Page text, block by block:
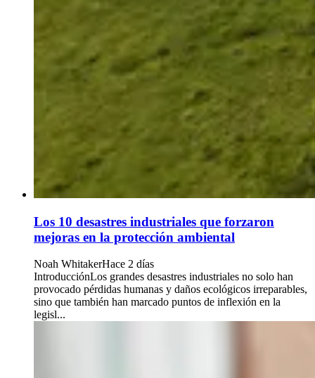
Los 10 desastres industriales que forzaron
mejoras en la protección ambiental
Noah WhitakerHace 2 días
IntroducciónLos grandes desastres industriales no solo han
provocado pérdidas humanas y daños ecológicos irreparables,
sino que también han marcado puntos de inflexión en la
legisl...